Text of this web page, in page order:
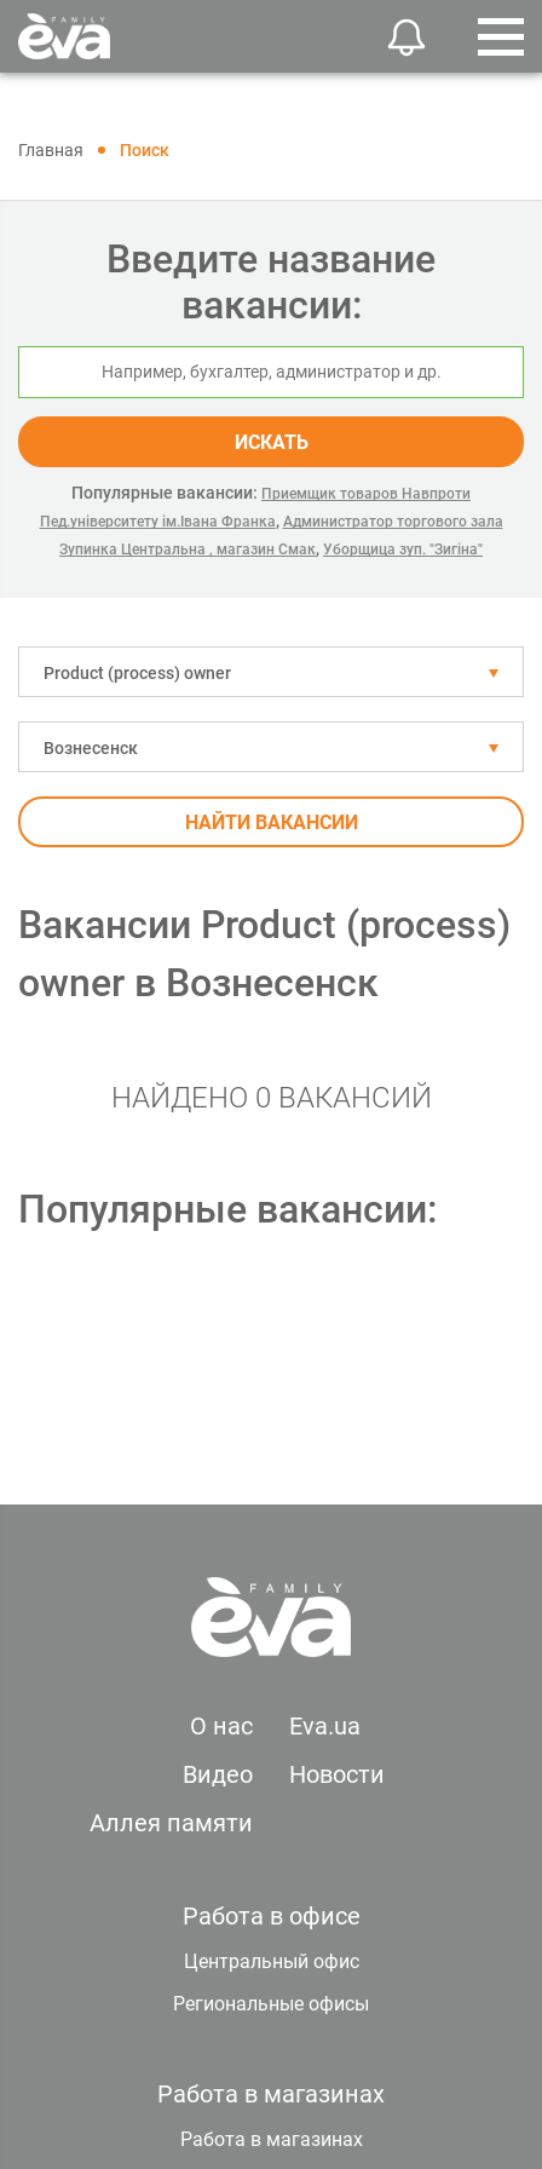
Главная Поиск
Введите название
вакансии:
ИСКАТЬ
Популярные вакансии: Приемщик товаров Навпроти
Пед.університету ім.Івана Франка, Администратор торгового зала
Зупинка Центральна , магазин Смак, Уборщица зуп. "Зигіна"
Рroduct (process) owner
Вознесенск
НАЙТИ ВАКАНСИИ
Вакансии Рroduct (process)
owner в Вознесенск
НАЙДЕНО 0 ВАКАНСИЙ
Популярные вакансии:
О нас
Eva.ua
Видео
Новости
Аллея памяти
Работа в офисе
Центральный офис
Региональные офисы
Работа в магазинах
Работа в магазинах